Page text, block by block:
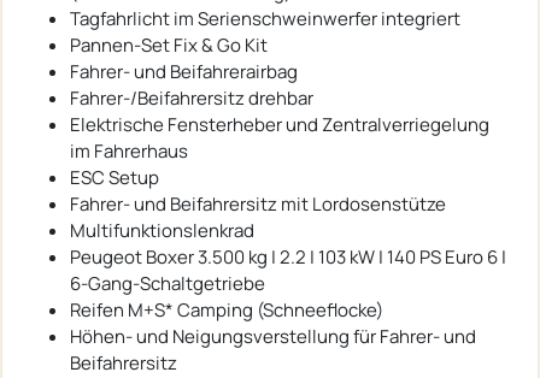
Tagfahrlicht im Serienschweinwerfer integriert
Pannen-Set Fix & Go Kit
Fahrer- und Beifahrerairbag
Fahrer-/Beifahrersitz drehbar
Elektrische Fensterheber und Zentralverriegelung
im Fahrerhaus
ESC Setup
Fahrer- und Beifahrersitz mit Lordosenstütze
Multifunktionslenkrad
Peugeot Boxer 3.500 kg | 2.2 | 103 kW | 140 PS Euro 6 |
6-Gang-Schaltgetriebe
Reifen M+S* Camping (Schneeflocke)
Höhen- und Neigungsverstellung für Fahrer- und
Beifahrersitz